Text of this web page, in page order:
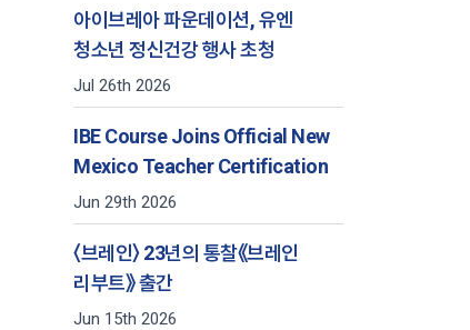
아이브레아 파운데이션, 유엔
청소년 정신건강 행사 초청
Jul 26th 2026
IBE Course Joins Official New
Mexico Teacher Certification
Jun 29th 2026
〈브레인〉 23년의 통찰《브레인
리부트》 출간
Jun 15th 2026